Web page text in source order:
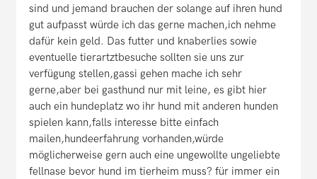
sind und jemand brauchen der solange auf ihren hund
gut aufpasst würde ich das gerne machen,ich nehme
dafür kein geld. Das futter und knaberlies sowie
eventuelle tierartztbesuche sollten sie uns zur
verfügung stellen,gassi gehen mache ich sehr
gerne,aber bei gasthund nur mit leine, es gibt hier
auch ein hundeplatz wo ihr hund mit anderen hunden
spielen kann,falls interesse bitte einfach
mailen,hundeerfahrung vorhanden,würde
möglicherweise gern auch eine ungewollte ungeliebte
fellnase bevor hund im tierheim muss? für immer ein